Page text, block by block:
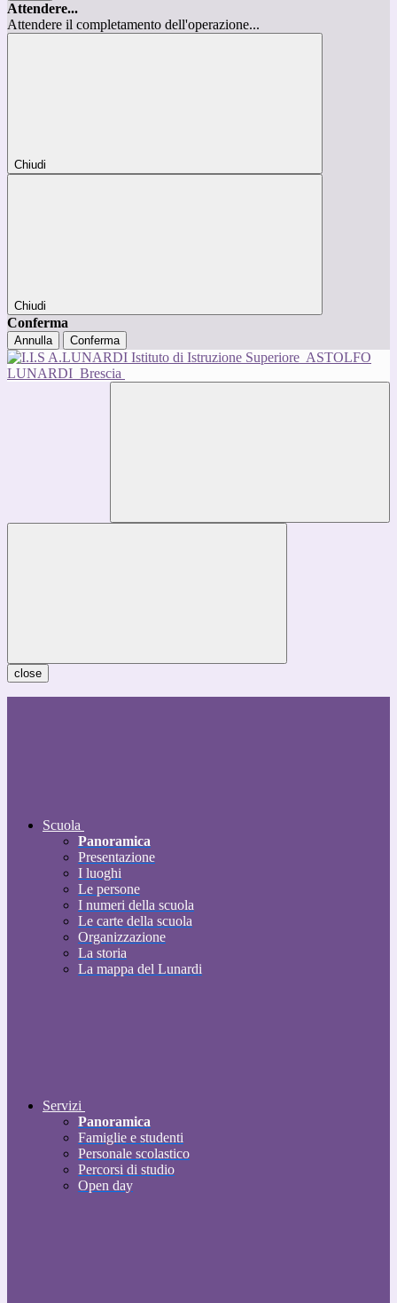
Attendere...
Attendere il completamento dell'operazione...
Chiudi
Chiudi
Conferma
Annulla Conferma
Istituto di Istruzione Superiore ASTOLFO
LUNARDI Brescia
close
Scuola
Panoramica
Presentazione
I luoghi
Le persone
I numeri della scuola
Le carte della scuola
Organizzazione
La storia
La mappa del Lunardi
Servizi
Panoramica
Famiglie e studenti
Personale scolastico
Percorsi di studio
Open day